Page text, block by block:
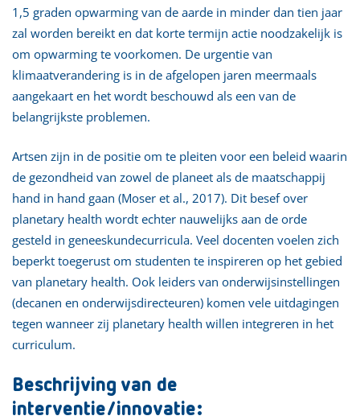
1,5 graden opwarming van de aarde in minder dan tien jaar
zal worden bereikt en dat korte termijn actie noodzakelijk is
om opwarming te voorkomen. De urgentie van
klimaatverandering is in de afgelopen jaren meermaals
aangekaart en het wordt beschouwd als een van de
belangrijkste problemen.
Artsen zijn in de positie om te pleiten voor een beleid waarin
de gezondheid van zowel de planeet als de maatschappij
hand in hand gaan (Moser et al., 2017). Dit besef over
planetary health wordt echter nauwelijks aan de orde
gesteld in geneeskundecurricula. Veel docenten voelen zich
beperkt toegerust om studenten te inspireren op het gebied
van planetary health. Ook leiders van onderwijsinstellingen
(decanen en onderwijsdirecteuren) komen vele uitdagingen
tegen wanneer zij planetary health willen integreren in het
curriculum.
Beschrijving van de
interventie/innovatie: